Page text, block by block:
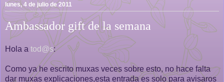
lunes, 4 de julio de 2011
Ambassador gift de la semana
Hola a tod@s:
Como ya he escrito muxas veces sobre esto, no hace falta
dar muxas explicaciones,esta entrada es solo para avisaros